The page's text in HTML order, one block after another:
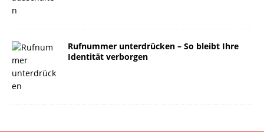
Rufnummer unterdrücken – So bleibt Ihre
Identität verborgen